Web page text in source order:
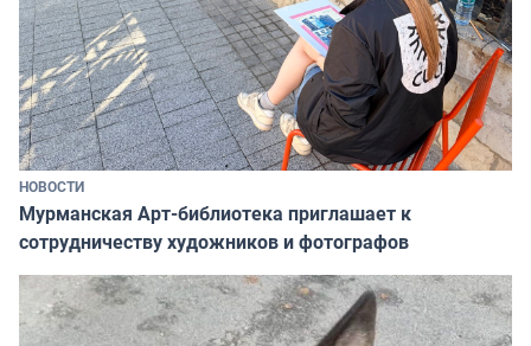
НОВОСТИ
Мурманская Арт-библиотека приглашает к
сотрудничеству художников и фотографов